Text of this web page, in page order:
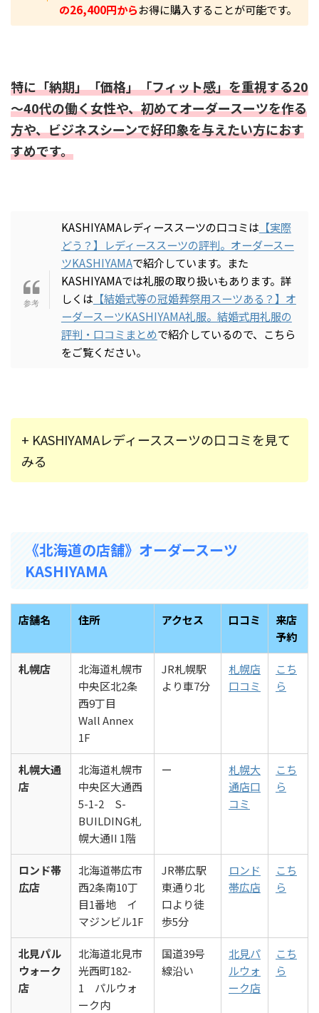
の26,400円からお得に購入することが可能です。
特に「納期」「価格」「フィット感」を重視する20
～40代の働く女性や、初めてオーダースーツを作る
方や、ビジネスシーンで好印象を与えたい方におす
すめです。
KASHIYAMAレディーススーツの口コミは 【実際
どう？】レディーススーツの評判。オーダースー
ツKASHIYAMAで紹介しています。また
KASHIYAMAでは礼服の取り扱いもあります。詳
しくは 【結婚式等の冠婚葬祭用スーツある？】オ
ーダースーツKASHIYAMA礼服。結婚式用礼服の
評判・口コミまとめで紹介しているので、こちら
をご覧ください。
+ KASHIYAMAレディーススーツの口コミを見て
みる
《北海道の店舗》オーダースーツ
KASHIYAMA
店舗名 住所 アクセス 口コミ
来店
予約
札幌店
北海道札幌市
中央区北2条
西9丁目
Wall Annex
1F
JR札幌駅
より車7分
札幌店
口コミ
こち
ら
札幌大通
店
北海道札幌市
中央区大通西
5-1-2 S-
BUILDING札
幌大通II 1階
ー
札幌大
通店口
コミ
こち
ら
ロンド帯
広店
北海道帯広市
西2条南10丁
目1番地 イ
マジンビル1F
JR帯広駅
東通り北
口より徒
歩5分
ロンド
帯広店
こち
ら
北見パル
ウォーク
店
北海道北見市
光西町182-
1 パルウォ
ーク内
国道39号
線沿い
北見パ
ルウォ
ーク店
こち
ら